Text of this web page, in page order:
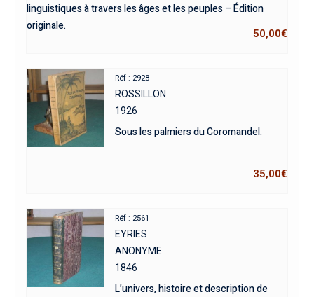
linguistiques à travers les âges et les peuples – Édition
originale.
50,00€
Réf : 2928
ROSSILLON
1926
Sous les palmiers du Coromandel.
35,00€
Réf : 2561
EYRIES
ANONYME
1846
L’univers, histoire et description de